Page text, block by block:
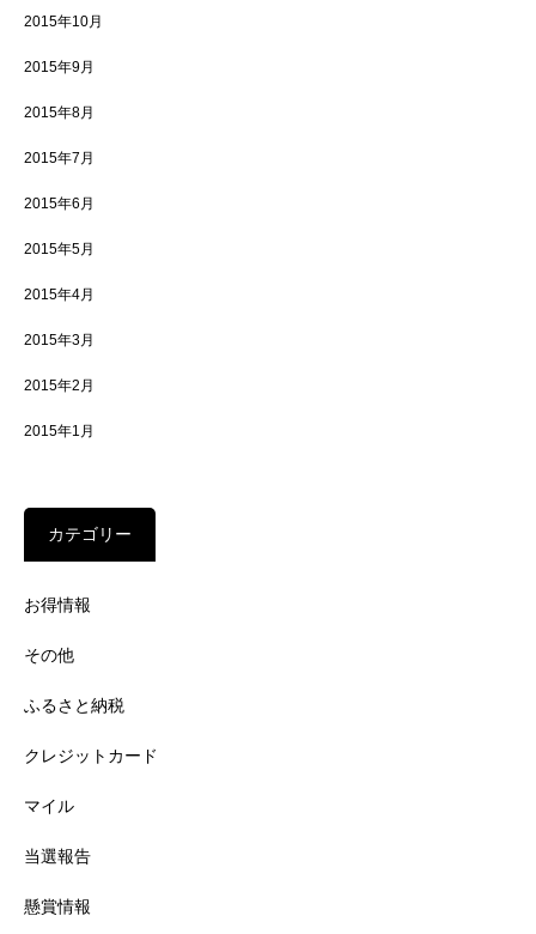
2015年10月
2015年9月
2015年8月
2015年7月
2015年6月
2015年5月
2015年4月
2015年3月
2015年2月
2015年1月
カテゴリー
お得情報
その他
ふるさと納税
クレジットカード
マイル
当選報告
懸賞情報